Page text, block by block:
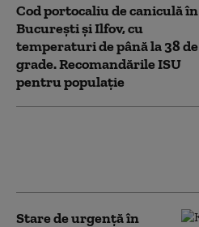
Cod portocaliu de caniculă în
București și Ilfov, cu
temperaturi de până la 38 de
grade. Recomandările ISU
pentru populație
Stare de urgență în